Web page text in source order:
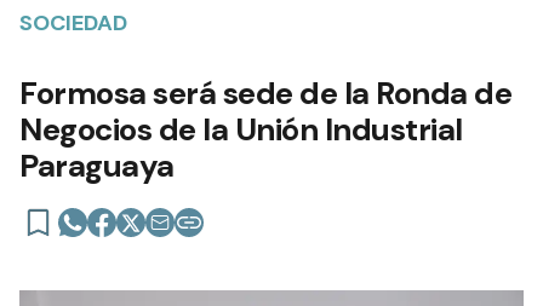
SOCIEDAD
Formosa será sede de la Ronda de
Negocios de la Unión Industrial
Paraguaya